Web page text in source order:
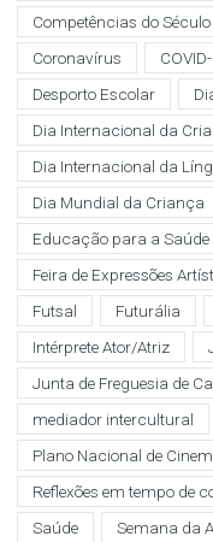
Competências do Século
Coronavírus
Desporto Escolar
Dia Internacional da
Dia Internacional da
Dia Mundial da Criança
Educação para a Saúde
Feira de Expressões
Futsal
Futurália
Intérprete Ator/Atriz
Junta de Freguesia de
mediador intercultural
Plano Nacional de
Reflexões em tempo de
Saúde
Semana da